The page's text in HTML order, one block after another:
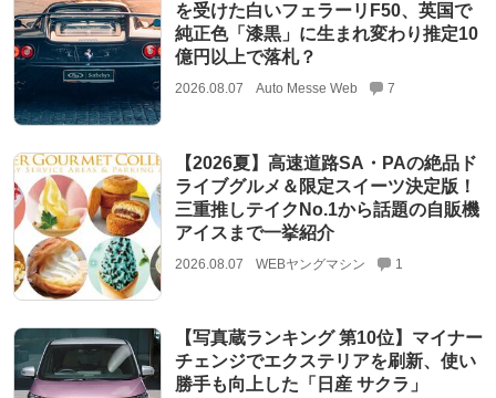
を受けた白いフェラーリF50、英国で
純正色「漆黒」に生まれ変わり推定10
億円以上で落札？
2026.08.07 Auto Messe Web 7
【2026夏】高速道路SA・PAの絶品ド
ライブグルメ＆限定スイーツ決定版！
三重推しテイクNo.1から話題の自販機
アイスまで一挙紹介
2026.08.07 WEBヤングマシン 1
【写真蔵ランキング 第10位】マイナー
チェンジでエクステリアを刷新、使い
勝手も向上した「日産 サクラ」